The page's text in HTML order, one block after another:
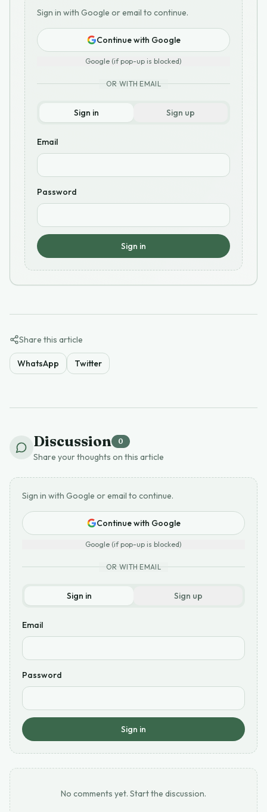
Sign in with Google or email to continue.
Continue with Google
Google (if pop-up is blocked)
OR WITH EMAIL
Sign in Sign up
Email
Password
Sign in
Share this article
WhatsApp Twitter
Discussion 0
Share your thoughts on this article
Sign in with Google or email to continue.
Continue with Google
Google (if pop-up is blocked)
OR WITH EMAIL
Sign in Sign up
Email
Password
Sign in
No comments yet. Start the discussion.